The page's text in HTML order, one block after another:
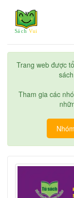
Trang web được
Tham gia các